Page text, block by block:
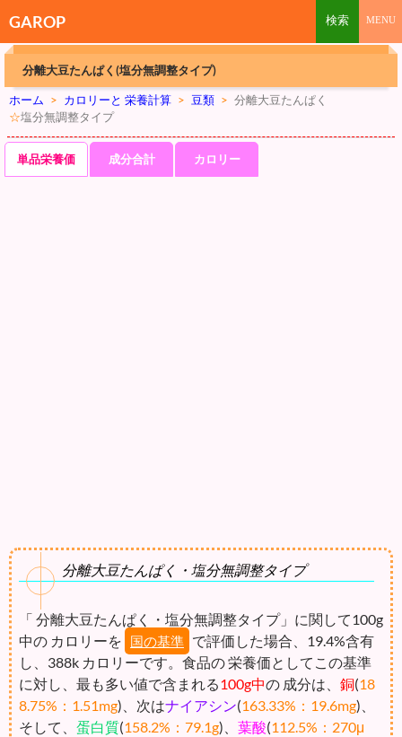
GAROP
分離大豆たんぱく(塩分無調整タイプ)
ホーム > カロリーと 栄養計算 > 豆類 > 分離大豆たんぱく
☆塩分無調整タイプ
単品栄養価 成分合計 カロリー
分離大豆たんぱく・塩分無調整タイプ
「 分離大豆たんぱく・塩分無調整タイプ」に関して100g
中の カロリーを
国の基準 で評価した場合、19.4%含有
し、388k カロリーです。食品の 栄養価としてこの基準
に対し、最も多い値で含まれる100g中の 成分は、 銅(18
8.75%：1.51mg)、次はナイアシン(163.33%：19.6mg)、
そして、 蛋白質(158.2%：79.1g)、 葉酸(112.5%：270μ